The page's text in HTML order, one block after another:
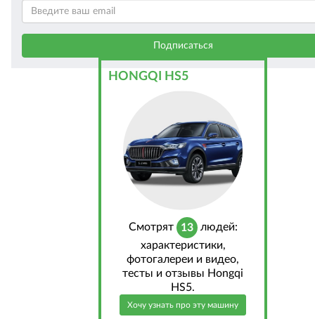
HONGQI HS5
Cмотрят 13 людей:
характеристики,
фотогалереи и видео,
тесты и отзывы Hongqi
HS5.
Хочу узнать про эту машину